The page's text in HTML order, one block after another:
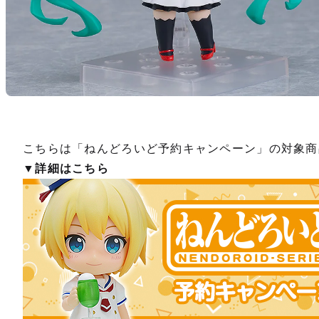
こちらは「ねんどろいど予約キャンペーン」の対象
▼詳細はこちら